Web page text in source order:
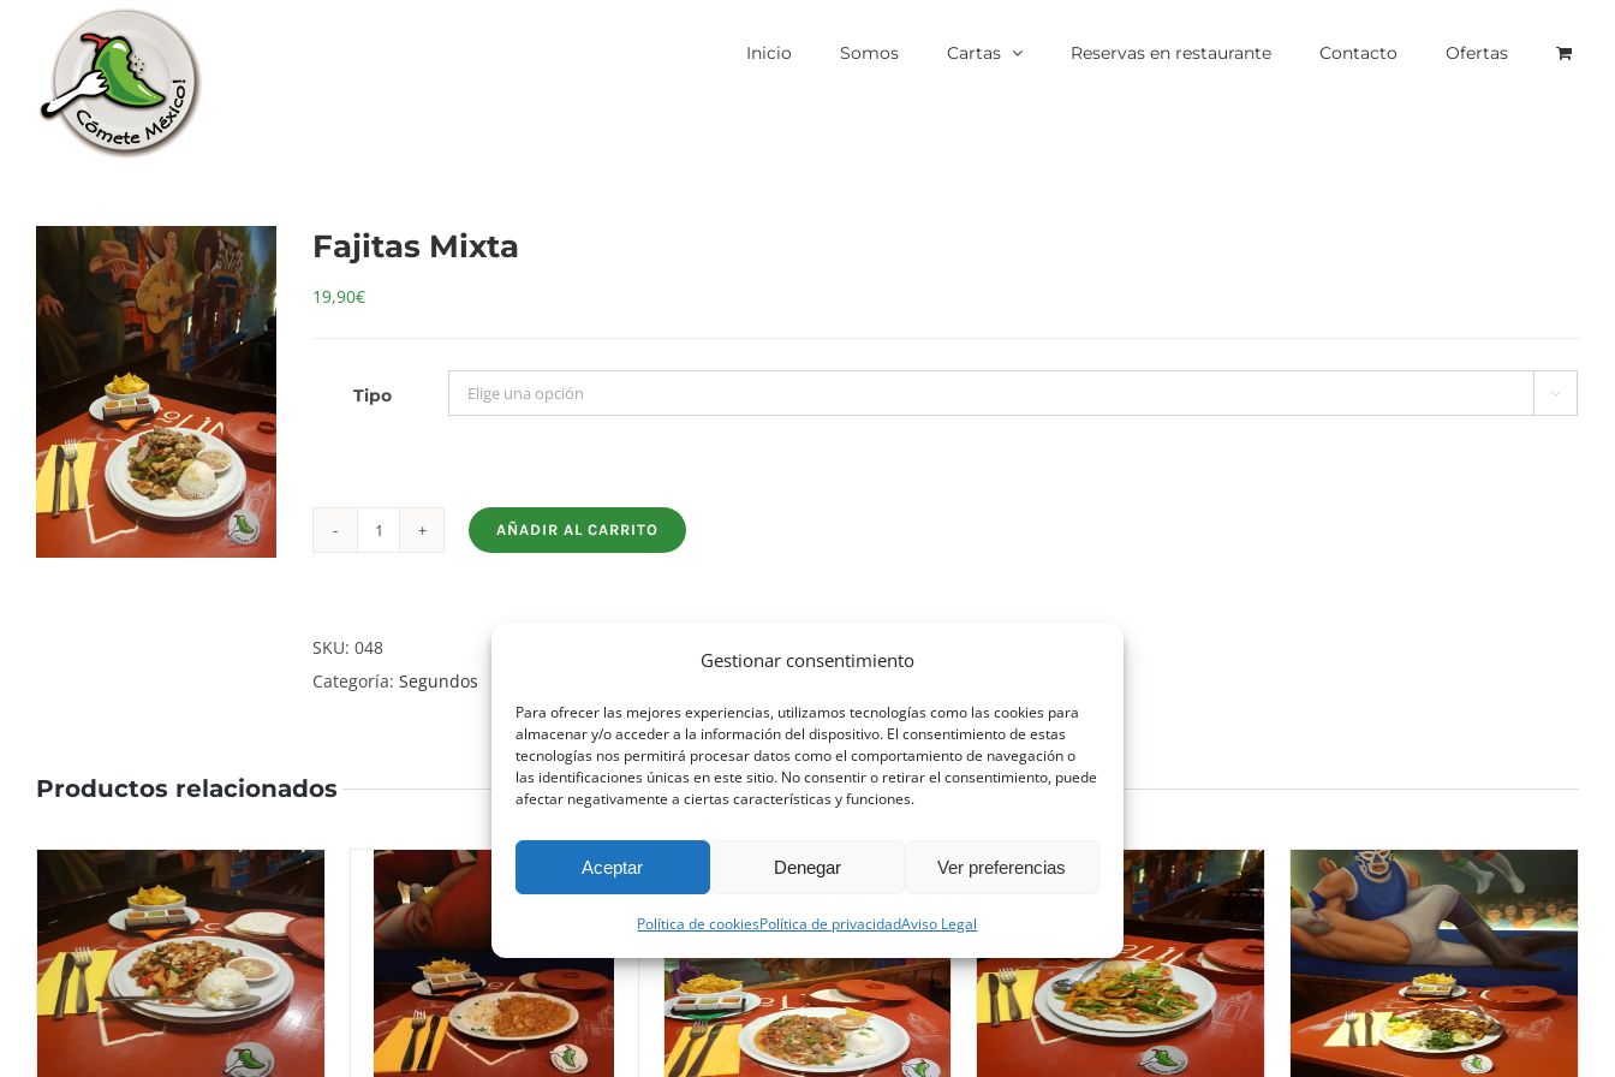
Gestionar consentimiento
Para ofrecer las mejores experiencias, utilizamos tecnologías como las cookies para
almacenar y/o acceder a la información del dispositivo. El consentimiento de estas
tecnologías nos permitirá procesar datos como el comportamiento de navegación o
las identificaciones únicas en este sitio. No consentir o retirar el consentimiento, puede
afectar negativamente a ciertas características y funciones.
Aceptar Denegar Ver preferencias
Política de cookiesPolítica de privacidadAviso Legal
contenido
Inicio Somos Cartas Reservas en restaurante Contacto Ofertas
Fajitas Mixta
19,90€
Tipo 
AÑADIR AL CARRITO
SKU: 048
Categoría: Segundos
Productos relacionados